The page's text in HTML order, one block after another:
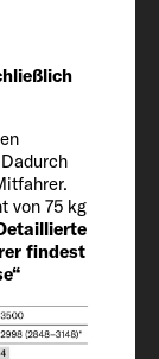
von 75 kg
findest